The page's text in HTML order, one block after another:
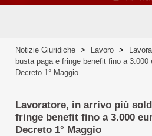
Notizie Giuridiche > Lavoro >
busta paga e fringe benefit fino a 3.000
Decreto 1° Maggio
Lavoratore, in arrivo più
fringe benefit fino a 3.000
Decreto 1° Maggio